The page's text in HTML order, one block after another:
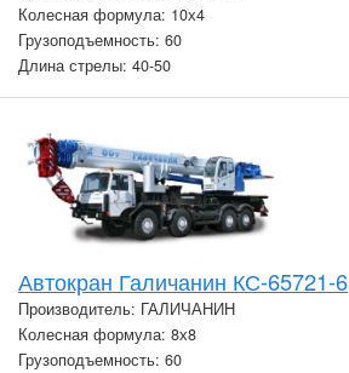
Колесная формула: 10х4
Грузоподъемность: 60
Длина стрелы: 40-50
Автокран Галичанин КС-65721-6
Производитель: ГАЛИЧАНИН
Колесная формула: 8х8
Грузоподъемность: 60